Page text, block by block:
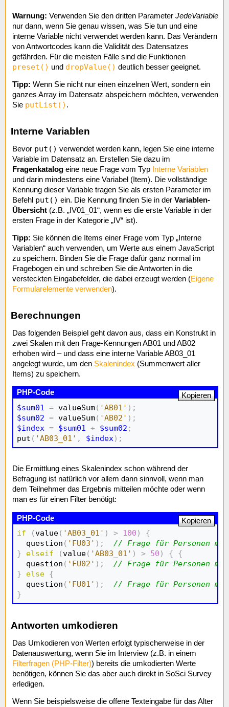
Warnung: Verwenden Sie den dritten Parameter JedeVariable
nur dann, wenn Sie genau wissen, was Sie tun und eine
interne Variable nicht verwendet werden kann. Das Verändern
von Antwortcodes kann die Validität des Datensatzes
gefährden. Für die meisten Fälle sind die Funktionen
preset() und dropValue() deutlich besser geeignet.
Tipp: Wenn Sie nicht nur einen einzelnen Wert, sondern ein
ganzes Array im Datensatz abspeichern möchten, verwenden
Sie putList() .
Interne Variablen
Bevor put() verwendet werden kann, legen Sie eine interne
Variable im Datensatz an. Erstellen Sie dazu im
Fragenkatalog eine neue Frage vom Typ Interne Variablen
und darin mindestens eine Variabel (Item). Die vollständige
Kennung dieser Variable tragen Sie als ersten Parameter im
Befehl put() ein. Die Kennung finden Sie in der Variablen-
Übersicht (z.B. „IV01_01“, wenn es die erste Variable in der
ersten Frage in der Kategorie „IV“ ist).
Tipp: Sie können die Items einer Frage vom Typ „Interne
Variablen“ auch verwenden, um Werte aus einem JavaScript
zu speichern. Binden Sie die Frage dafür ganz normal im
Fragebogen ein und schreiben Sie die Antworten in die
versteckten Eingabefelder, die dabei erzeugt werden (Eigene
Formularelemente verwenden).
Berechnungen
Das folgenden Beispiel geht davon aus, dass ein Konstrukt in
zwei Skalen mit den Frage-Kennungen AB01 und AB02
erhoben wird – und dass eine interne Variable AB03_01
angelegt wurde, um den Skalenindex (Summenwert aller
Items) zu speichern.
$sum01 = valueSum( 'AB01' ) ;
$sum02
= valueSum( 'AB02' ) ;
$index
= $sum01 + $sum02 ;
put ( 'AB03_01' , $index ) ;
Kopieren
Die Ermittlung eines Skalenindex schon während der
Befragung ist natürlich vor allem dann sinnvoll, wenn man
dem Teilnehmer das Ergebnis mitteilen möchte oder wenn
man es für einen Filter benötigt:
if (value( 'AB03_01' ) > 100 )
{
  question
( 'FU03' ) ;
// Frage für Personen mit
}
elseif (value( 'AB03_01' ) > 50 ) {
{
  question
( 'FU02' ) ;
// Frage für Personen
}
else {
  question
( 'FU01' ) ;
// Frage für Personen mit
}
Kopieren
Antworten umkodieren
Das Umkodieren von Werten erfolgt typischerweise in der
Datenauswertung, wenn Sie im Interview (z.B. in einem
Filterfragen (PHP-Filter)) bereits die umkodierten Werte
benötigen, können Sie das aber auch direkt in SoSci Survey
erledigen.
Wenn Sie beispielsweise die offene Texteingabe für das Alter